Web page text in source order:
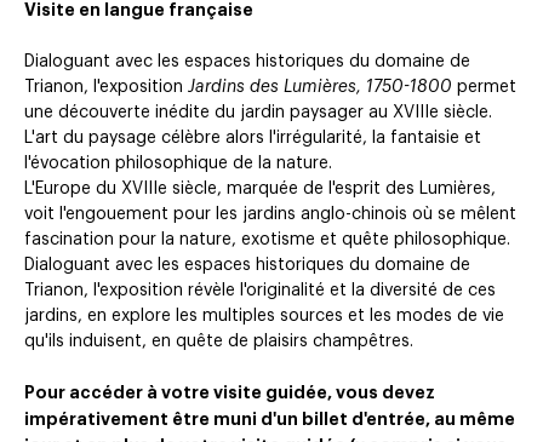
Visite en langue française
Dialoguant avec les espaces historiques du domaine de
Trianon, l'exposition Jardins des Lumières, 1750-1800 permet
une découverte inédite du jardin paysager au XVIIIe siècle.
L'art du paysage célèbre alors l'irrégularité, la fantaisie et
l'évocation philosophique de la nature.
L'Europe du XVIIIe siècle, marquée de l'esprit des Lumières,
voit l'engouement pour les jardins anglo-chinois où se mêlent
fascination pour la nature, exotisme et quête philosophique.
Dialoguant avec les espaces historiques du domaine de
Trianon, l'exposition révèle l'originalité et la diversité de ces
jardins, en explore les multiples sources et les modes de vie
qu'ils induisent, en quête de plaisirs champêtres.
Pour accéder à votre visite guidée, vous devez
impérativement être muni d'un billet d'entrée, au même